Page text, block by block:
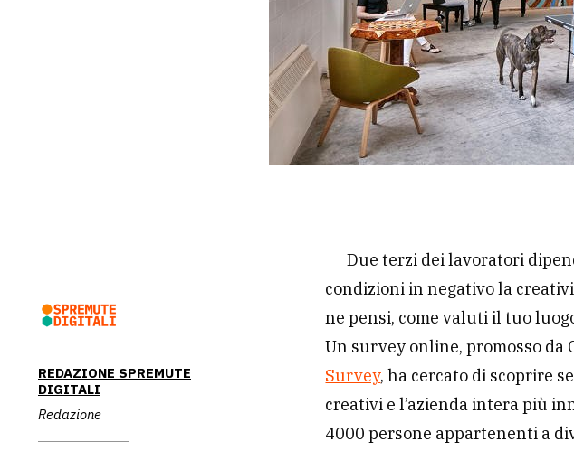
REDAZIONE SPREMUTE
DIGITALI
Redazione
Due terzi dei lavoratori
condizioni in negativo la
ne pensi, come valuti il tuo
Un survey online, promosso da
Survey, ha cercato di scoprire
creativi e l’azienda intera più
4000 persone appartenenti a